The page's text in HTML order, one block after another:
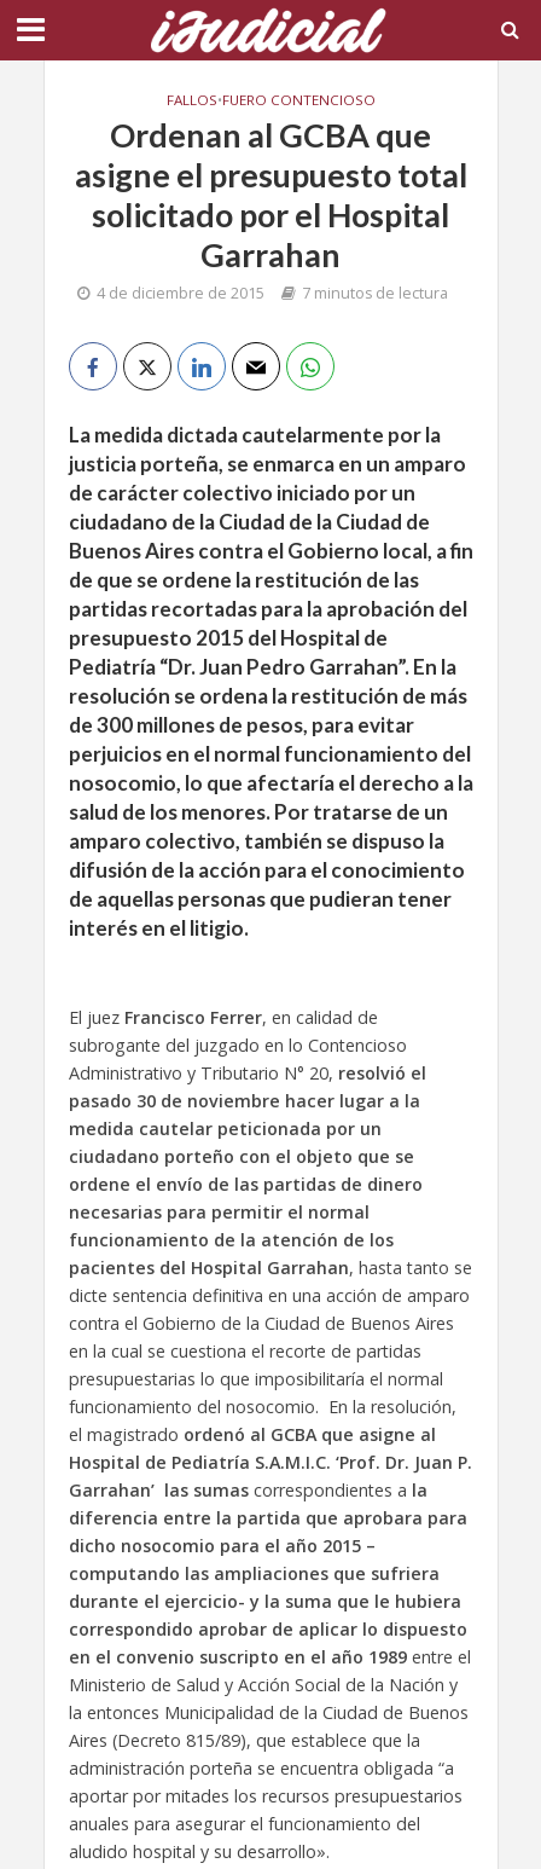
FALLOS•FUERO CONTENCIOSO
Ordenan al GCBA que
asigne el presupuesto total
solicitado por el Hospital
Garrahan
4 de diciembre de 2015 7 minutos de lectura
La medida dictada cautelarmente por la
justicia porteña, se enmarca en un amparo
de carácter colectivo iniciado por un
ciudadano de la Ciudad de la Ciudad de
Buenos Aires contra el Gobierno local, a fin
de que se ordene la restitución de las
partidas recortadas para la aprobación del
presupuesto 2015 del Hospital de
Pediatría “Dr. Juan Pedro Garrahan”. En la
resolución se ordena la restitución de más
de 300 millones de pesos, para evitar
perjuicios en el normal funcionamiento del
nosocomio, lo que afectaría el derecho a la
salud de los menores. Por tratarse de un
amparo colectivo, también se dispuso la
difusión de la acción para el conocimiento
de aquellas personas que pudieran tener
interés en el litigio.
El juez Francisco Ferrer, en calidad de
subrogante del juzgado en lo Contencioso
Administrativo y Tributario N° 20, resolvió el
pasado 30 de noviembre hacer lugar a la
medida cautelar peticionada por un
ciudadano porteño con el objeto que se
ordene el envío de las partidas de dinero
necesarias para permitir el normal
funcionamiento de la atención de los
pacientes del Hospital Garrahan, hasta tanto se
dicte sentencia definitiva en una acción de amparo
contra el Gobierno de la Ciudad de Buenos Aires
en la cual se cuestiona el recorte de partidas
presupuestarias lo que imposibilitaría el normal
funcionamiento del nosocomio. En la resolución,
el magistrado ordenó al GCBA que asigne al
Hospital de Pediatría S.A.M.I.C. ‘Prof. Dr. Juan P.
Garrahan’ las sumascorrespondientes a la
diferencia entre la partida que aprobara para
dicho nosocomio para el año 2015 –
computando las ampliaciones que sufriera
durante el ejercicio- y la suma que le hubiera
correspondido aprobar de aplicar lo dispuesto
en el convenio suscripto en el año 1989entre el
Ministerio de Salud y Acción Social de la Nación y
la entonces Municipalidad de la Ciudad de Buenos
Aires (Decreto 815/89), que establece que la
administración porteña se encuentra obligada “a
aportar por mitades los recursos presupuestarios
anuales para asegurar el funcionamiento del
aludido hospital y su desarrollo».